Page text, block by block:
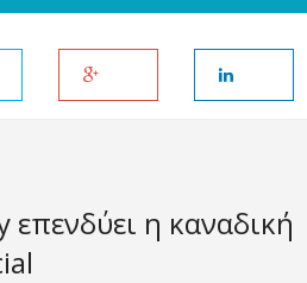
επενδύει η καναδική